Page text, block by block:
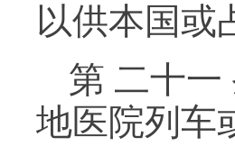
以供本国或
第 二十
地医院列车